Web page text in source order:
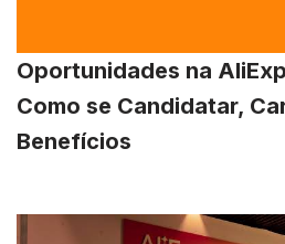
Oportunidades na
Como se Candidatar,
Benefícios